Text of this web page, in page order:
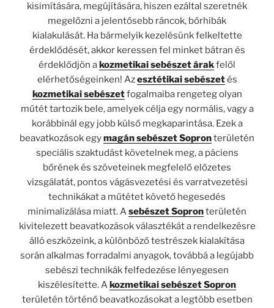
kisimítására, megújítására, hiszen ezáltal szeretnék
megelőzni a jelentősebb ráncok, bőrhibák
kialakulását. Ha bármelyik kezelésünk felkeltette
érdeklődését, akkor keressen fel minket bátran és
érdeklődjön akozmetikai sebészet árakfelől
elérhetőségeinken! Azesztétikai sebészetés
kozmetikai sebészetfogalmaiba rengeteg olyan
műtét tartozik bele, amelyek célja egy normális, vagy a
korábbinál egy jobb külső megkaparintása. Ezek a
beavatkozások egymagán sebészet Sopronterületén
speciális szaktudást követelnek meg, a páciens
bőrének és szöveteinek megfelelő előzetes
vizsgálatát, pontos vágásvezetési és varratvezetési
technikákat a műtétet követő hegesedés
minimalizálása miatt. Asebészet Sopronterületén
kivitelezett beavatkozások választékát a rendelkezésre
álló eszközeink, a különböző testrészek kialakítása
során alkalmas forradalmi anyagok, továbbá a legújabb
sebészi technikák felfedezése lényegesen
kiszélesítette. Akozmetikai sebészet Sopron
területén történő beavatkozásokat a legtöbb esetben